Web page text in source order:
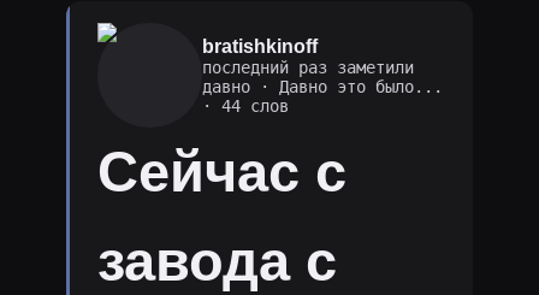
bratishkinoff
последний раз заметили
давно·
Давно это было...
· 44 слов
Сейчас с
завода с